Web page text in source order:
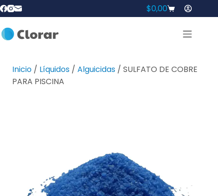
$0,00
Inicio / Líquidos / Alguicidas / SULFATO DE COBRE
PARA PISCINA